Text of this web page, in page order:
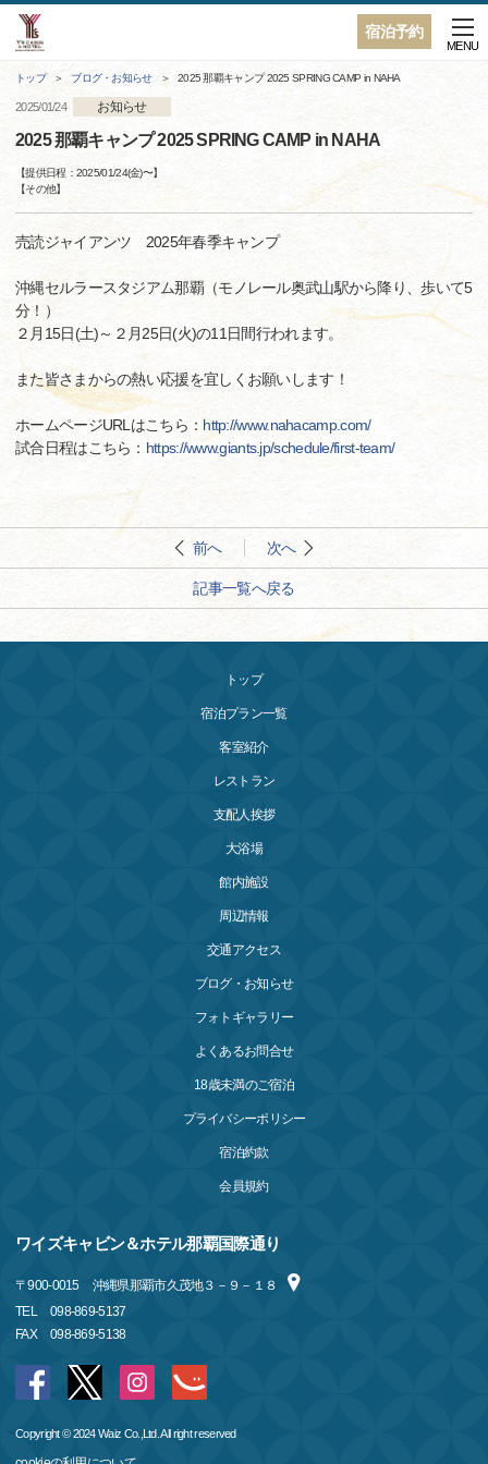
宿泊予約
MENU
トップ ブログ・お知らせ 2025 那覇キャンプ 2025 SPRING CAMP in NAHA
2025/01/24 お知らせ
2025 那覇キャンプ 2025 SPRING CAMP in NAHA
【提供日程：2025/01/24(金)〜】
【その他】
売読ジャイアンツ 2025年春季キャンプ
沖縄セルラースタジアム那覇（モノレール奥武山駅から降り、歩いて5
分！）
２月15日(土)～２月25日(火)の11日間行われます。
また皆さまからの熱い応援を宜しくお願いします！
ホームページURLはこちら： http://www.nahacamp.com/
試合日程はこちら： https://www.giants.jp/schedule/first-team/
前へ 次へ
記事一覧へ戻る
トップ
宿泊プラン一覧
客室紹介
レストラン
支配人挨拶
大浴場
館内施設
周辺情報
交通アクセス
ブログ・お知らせ
フォトギャラリー
よくあるお問合せ
18歳未満のご宿泊
プライバシーポリシー
宿泊約款
会員規約
ワイズキャビン＆ホテル那覇国際通り
〒900-0015
沖縄県那覇市久茂地３－９－１８
TEL
098-869-5137
FAX
098-869-5138
Copyright © 2024 Waiz Co.,Ltd. All right reserved